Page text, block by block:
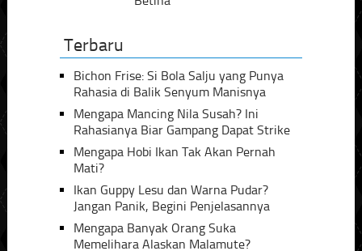
Terbaru
Bichon Frise: Si Bola Salju yang Punya
Rahasia di Balik Senyum Manisnya
Mengapa Mancing Nila Susah? Ini
Rahasianya Biar Gampang Dapat Strike
Mengapa Hobi Ikan Tak Akan Pernah
Mati?
Ikan Guppy Lesu dan Warna Pudar?
Jangan Panik, Begini Penjelasannya
Mengapa Banyak Orang Suka
Memelihara Alaskan Malamute?